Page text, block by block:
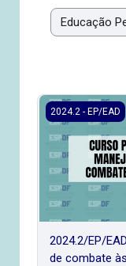
Categorias de
2024.2/EP/
2024.2 - EP/EAD
2024.2/EP/
de combate